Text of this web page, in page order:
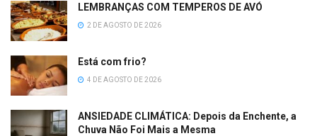
LEMBRANÇAS COM TEMPEROS DE AVÓ
2 DE AGOSTO DE 2026
Está com frio?
4 DE AGOSTO DE 2026
ANSIEDADE CLIMÁTICA: Depois da Enchente, a
Chuva Não Foi Mais a Mesma